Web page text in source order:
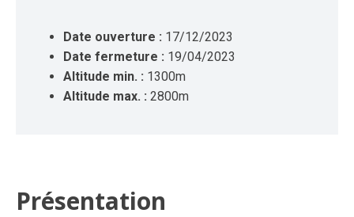
Date ouverture : 17/12/2023
Date fermeture : 19/04/2023
Altitude min. : 1300m
Altitude max. : 2800m
Présentation